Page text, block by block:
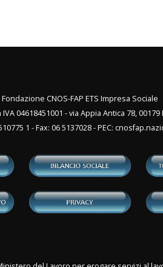
Fondazione CNOS-FAP ETS Impresa Sociale
IVA 04618451001 - via Appia Antica 78, 00179
1 - Fax: 06 5137028 - PEC: